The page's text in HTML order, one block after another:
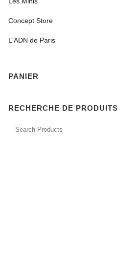
Concept Store
L'ADN de Paris
PANIER
RECHERCHE DE PRODUITS